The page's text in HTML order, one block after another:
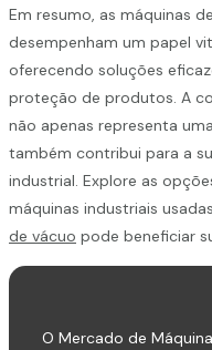
Em resumo, as máquinas de
desempenham um papel
oferecendo soluções
proteção de produtos. A
não apenas representa
também contribui para a
industrial. Explore as
máquinas industriais
de vácuo pode beneficiar
O Mercado de